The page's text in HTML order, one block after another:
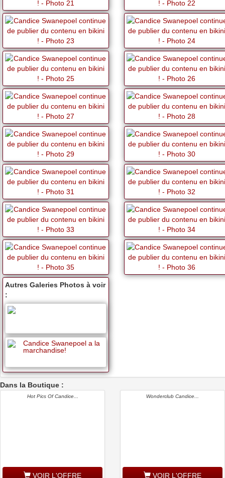
Autres Galeries Photos à voir
:
Candice Swanepoel a la
marchandise!
Dans la Boutique :
Hot Pics Of Candice...
VOIR L'OFFRE
Wonderclub Candice...
VOIR L'OFFRE